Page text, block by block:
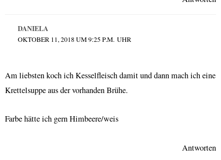
DANIELA
OKTOBER 11, 2018 UM 9:25 P.M. UHR
Am liebsten koch ich Kesselfleisch damit und dann mach ich eine
Krettelsuppe aus der vorhanden Brühe.
Farbe hätte ich gern Himbeere/weis
Antworten